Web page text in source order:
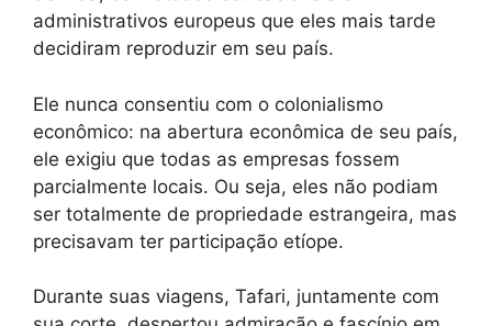
administrativos europeus que eles mais tarde
decidiram reproduzir em seu país.
Ele nunca consentiu com o colonialismo
econômico: na abertura econômica de seu país,
ele exigiu que todas as empresas fossem
parcialmente locais. Ou seja, eles não podiam
ser totalmente de propriedade estrangeira, mas
precisavam ter participação etíope.
Durante suas viagens, Tafari, juntamente com